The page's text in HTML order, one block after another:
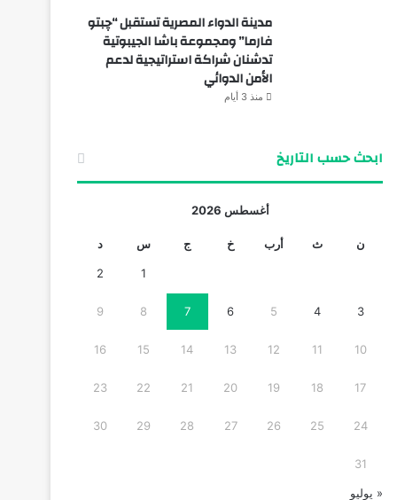
مدينة الدواء المصرية تستقبل “چبتو
فارما” ومجموعة باشا الجيبوتية
تدشنان شراكة استراتيجية لدعم
الأمن الدوائي
منذ 3 أيام
ابحث حسب التاريخ
أغسطس 2026
ن ث أرب خ ج س د
1
2
3
4
5
6
7
8
9
10
11
12
13
14
15
16
17
18
19
20
21
22
23
24
25
26
27
28
29
30
31
« يوليو